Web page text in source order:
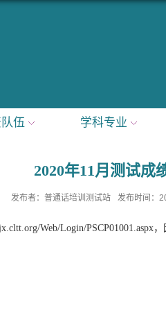
伍 学科专业
2020年11月测试成
发布者：普通话培训测试站 发布时间：
Web/Login/PSCP01001.aspx